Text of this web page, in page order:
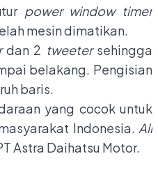
power window timer
mesin dimatikan.
dan 2 tweetersehingga
belakang. Pengisian
baris.
yang cocok untuk
Indonesia. All
Astra Daihatsu Motor.